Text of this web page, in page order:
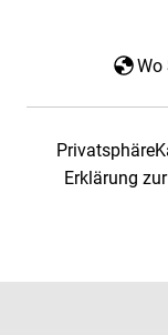
Wo
Privatsphäre
Erklärung